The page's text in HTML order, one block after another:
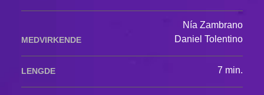
MEDVIRKENDE
Nía Zambrano
Daniel Tolentino
LENGDE 7 min.